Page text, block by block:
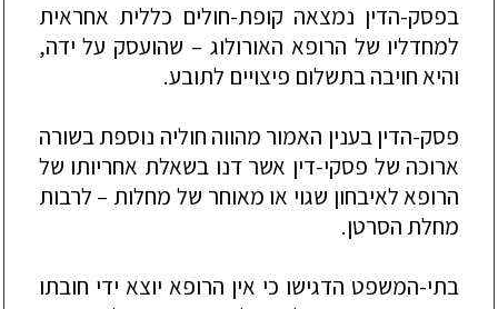
בפסק-הדין נמצאה קופת-חולים כללית אחראית
למחדליו של הרופא האורולוג – שהועסק על ידה,
והיא חויבה בתשלום פיצויים לתובע.
פסק-הדין בענין האמור מהווה חוליה נוספת בשורה
ארוכה של פסקי-דין אשר דנו בשאלת אחריותו של
הרופאלאיבחון שגוי או מאוחר של מחלות – לרבות
מחלת הסרטן.
בתי-המשפט הדגישו כי אין הרופא יוצא ידי חובתו